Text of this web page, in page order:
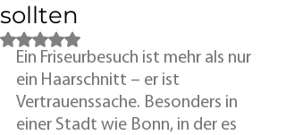
sollten
Mit NaN von 5 Sternen bewertet.
Ein Friseurbesuch ist mehr als nur
ein Haarschnitt – er ist
Vertrauenssache. Besonders in
einer Stadt wie Bonn, in der es